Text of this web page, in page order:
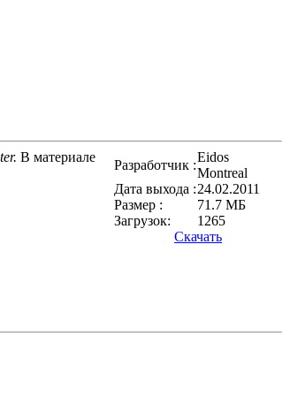
Разработчик :
Eidos
Montreal
Дата выхода :24.02.2011
Размер :
71.7 МБ
Загрузок:
1265
Скачать
В материале